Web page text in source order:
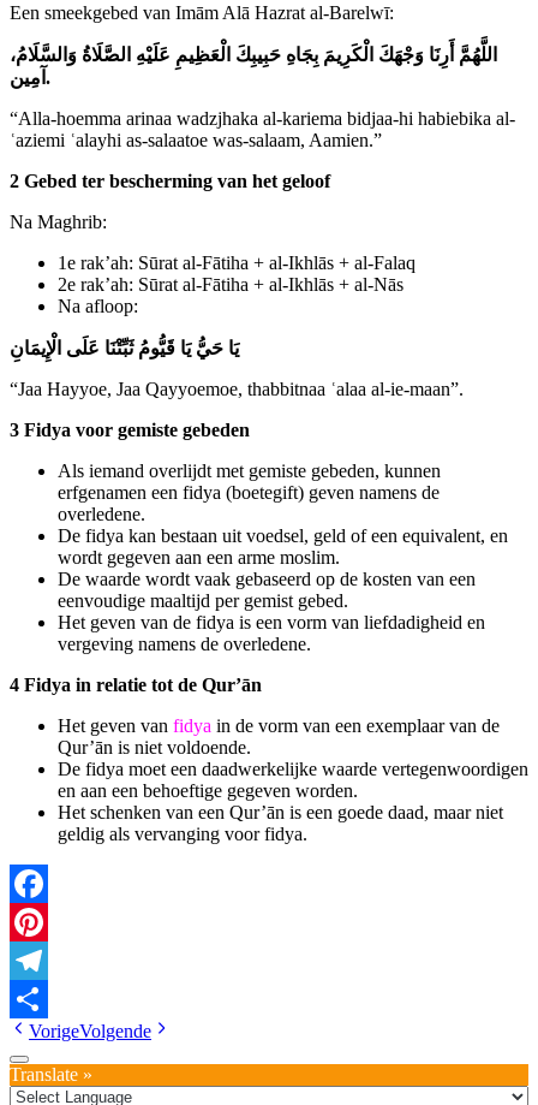
Een smeekgebed van Imām Alā Hazrat al-Barelwī:
اللَّهُمَّ أَرِنَا وَجْهَكَ الْكَرِيمَ بِجَاهِ حَبِيبِكَ الْعَظِيمِ عَلَيْهِ الصَّلَاةُ وَالسَّلَامُ،
آمِين.
“Alla-hoemma arinaa wadzjhaka al-kariema bidjaa-hi habiebika al-
ʿaziemi ʿalayhi as-salaatoe was-salaam, Aamien.”
2 Gebed ter bescherming van het geloof
Na Maghrib:
1e rak’ah: Sūrat al-Fātiha + al-Ikhlās + al-Falaq
2e rak’ah: Sūrat al-Fātiha + al-Ikhlās + al-Nās
Na afloop:
يَا حَيُّيَا قَيُّومُثَبِّتْنَا عَلَى الْإِيمَانِ
“Jaa Hayyoe, Jaa Qayyoemoe, thabbitnaa ʿalaa al-ie-maan”.
3 Fidya voor gemiste gebeden
Als iemand overlijdt met gemiste gebeden, kunnen
erfgenamen een fidya (boetegift) geven namens de
overledene.
De fidya kan bestaan uit voedsel, geld of een equivalent, en
wordt gegeven aan een arme moslim.
De waarde wordt vaak gebaseerd op de kosten van een
eenvoudige maaltijd per gemist gebed.
Het geven van de fidya is een vorm van liefdadigheid en
vergeving namens de overledene.
4 Fidya in relatie tot de Qur’ān
Het geven van fidya in de vorm van een exemplaar van de
Qur’ān is niet voldoende.
De fidya moet een daadwerkelijke waarde vertegenwoordigen
en aan een behoeftige gegeven worden.
Het schenken van een Qur’ān is een goede daad, maar niet
geldig als vervanging voor fidya.
Facebook
Pinterest
Telegram
Delen
VorigeVolgende
Translate »